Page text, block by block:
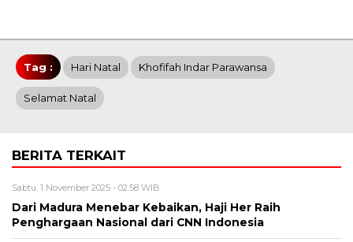
Tag : Hari Natal Khofifah Indar Parawansa
Selamat Natal
BERITA TERKAIT
Sabtu, 1 November 2025 - 02:58 WIB
Dari Madura Menebar Kebaikan, Haji Her Raih
Penghargaan Nasional dari CNN Indonesia